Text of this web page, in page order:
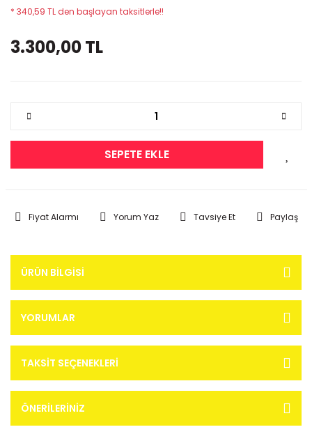
* 340,59 TL den başlayan taksitlerle!!
3.300,00 TL
SEPETE EKLE
Fiyat Alarmı Yorum Yaz Tavsiye Et Paylaş
ÜRÜN BILGISI
YORUMLAR
TAKSIT SEÇENEKLERI
ÖNERILERINIZ